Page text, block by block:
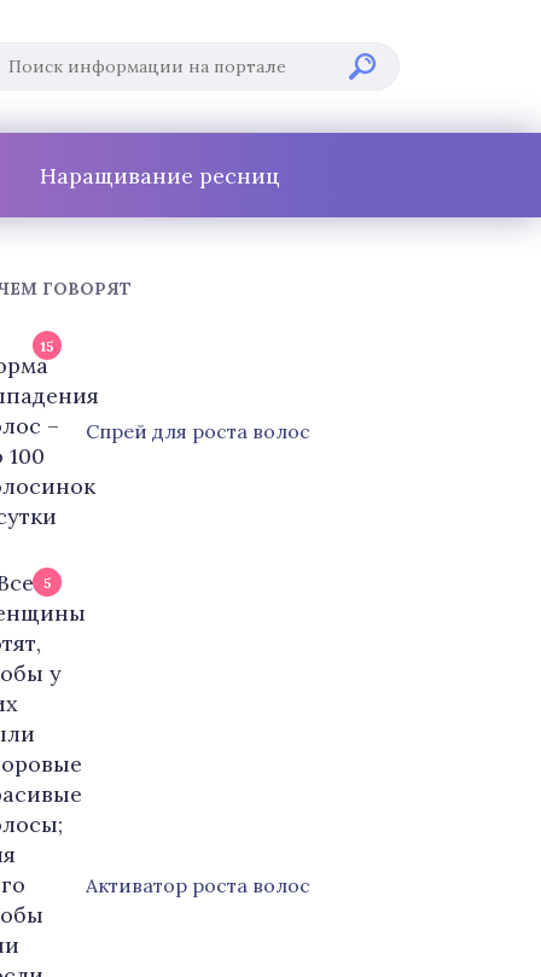
Наращивание ресниц
ГОВОРЯТ
15
Cпрей для роста волос
5
Активатор роста волос